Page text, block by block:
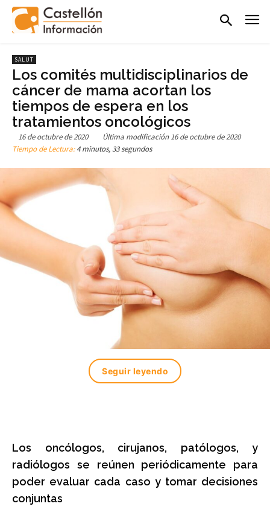
SALUT
Los comités multidisciplinarios de
cáncer de mama acortan los
tiempos de espera en los
tratamientos oncológicos
16 de octubre de 2020 Última modificación 16 de octubre de 2020
Tiempo de Lectura:4 minutos, 33 segundos
Seguir leyendo
Los oncólogos, cirujanos, patólogos, y
radiólogos se reúnen periódicamente para
poder evaluar cada caso y tomar decisiones
conjuntas